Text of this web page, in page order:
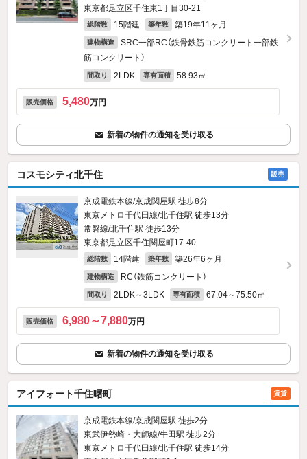
東京都足立区千住東1丁目30-21
総階数 15階建 築年数 築19年11ヶ月
建物構造
SRC一部RC（鉄骨鉄筋コンクリート一部鉄
筋コンクリート）
間取り 2LDK 専有面積 58.93㎡
販売価格 5,480万円
新着の物件の通知を受け取る
コスモシティ北千住 販売
京成電鉄本線/京成関屋駅 徒歩8分
東京メトロ千代田線/北千住駅 徒歩13分
常磐線/北千住駅 徒歩13分
東京都足立区千住関屋町17-40
総階数 14階建 築年数 築26年6ヶ月
建物構造 RC（鉄筋コンクリート）
間取り 2LDK～3LDK 専有面積 67.04～75.50㎡
販売価格 6,980～7,880万円
新着の物件の通知を受け取る
アイフォート千住曙町 賃貸
京成電鉄本線/京成関屋駅 徒歩2分
東武伊勢崎・大師線/牛田駅 徒歩2分
東京メトロ千代田線/北千住駅 徒歩14分